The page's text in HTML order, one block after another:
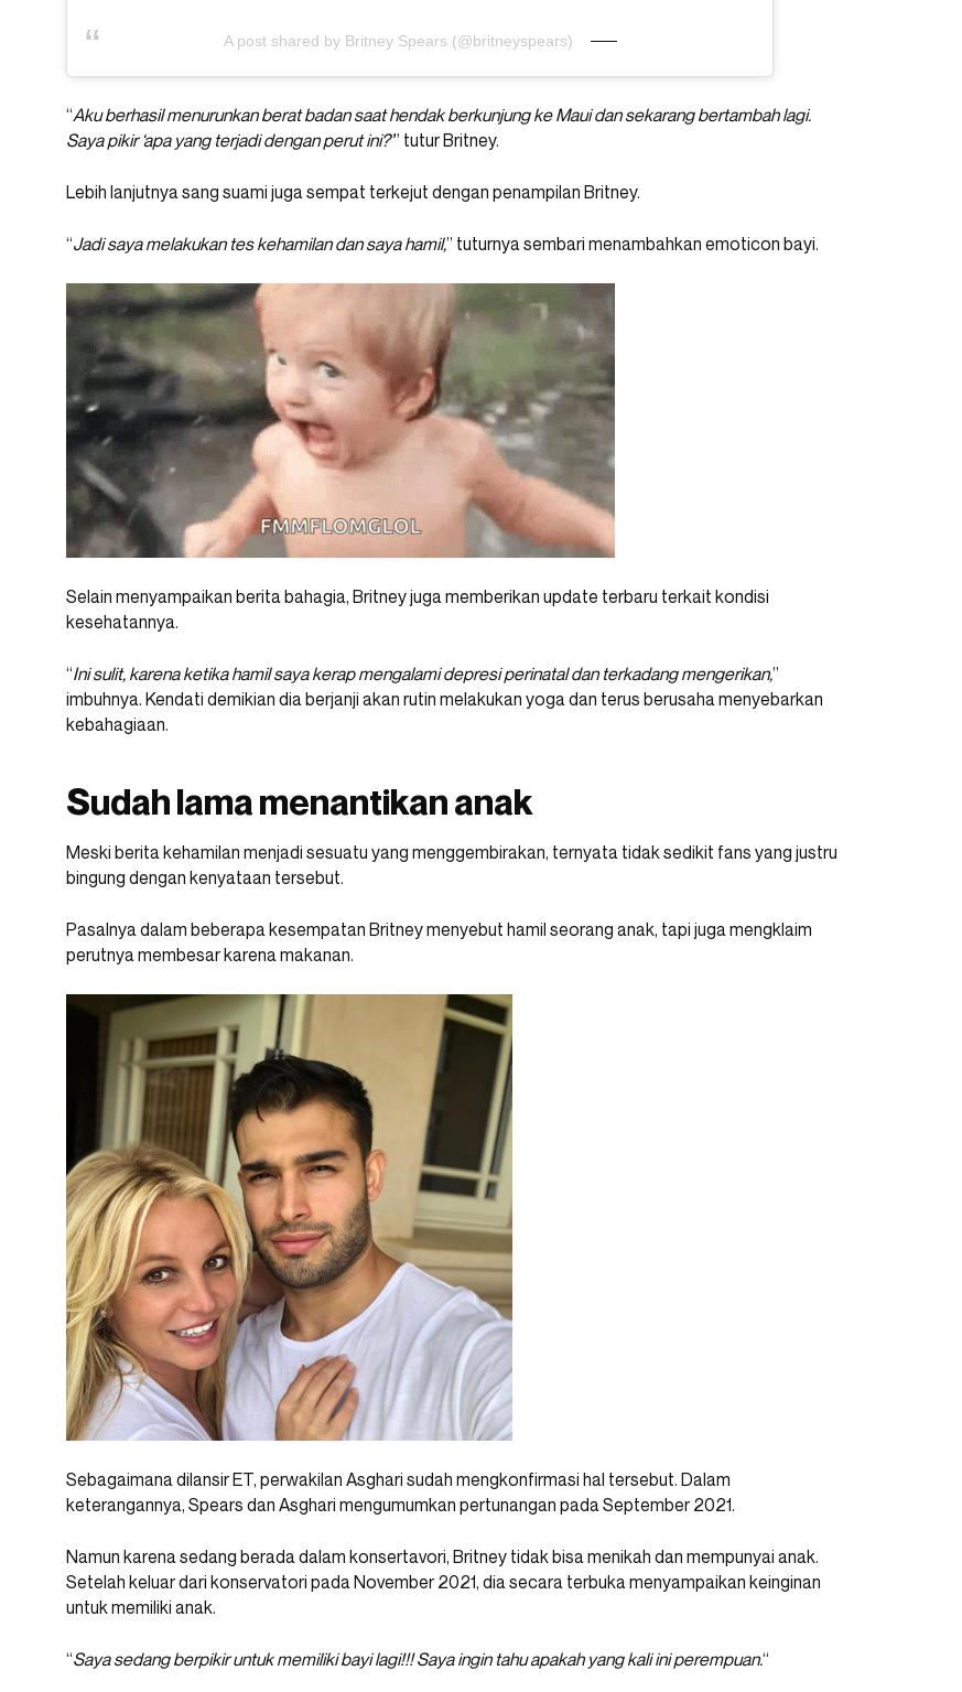
A post shared by Britney Spears (@britneyspears)
“Aku berhasil menurunkan berat badan saat hendak berkunjung ke Maui dan sekarang bertambah lagi.
Saya pikir ‘apa yang terjadi dengan perut ini?’” tutur Britney.
Lebih lanjutnya sang suami juga sempat terkejut dengan penampilan Britney.
“Jadi saya melakukan tes kehamilan dan saya hamil,” tuturnya sembari menambahkan emoticon bayi.
Selain menyampaikan berita bahagia, Britney juga memberikan update terbaru terkait kondisi
kesehatannya.
“Ini sulit, karena ketika hamil saya kerap mengalami depresi perinatal dan terkadang mengerikan,”
imbuhnya. Kendati demikian dia berjanji akan rutin melakukan yoga dan terus berusaha menyebarkan
kebahagiaan.
Sudah lama menantikan anak
Meski berita kehamilan menjadi sesuatu yang menggembirakan, ternyata tidak sedikit fans yang justru
bingung dengan kenyataan tersebut.
Pasalnya dalam beberapa kesempatan Britney menyebut hamil seorang anak, tapi juga mengklaim
perutnya membesar karena makanan.
Sebagaimana dilansir ET, perwakilan Asghari sudah mengkonfirmasi hal tersebut. Dalam
keterangannya, Spears dan Asghari mengumumkan pertunangan pada September 2021.
Namun karena sedang berada dalam konsertavori, Britney tidak bisa menikah dan mempunyai anak.
Setelah keluar dari konservatori pada November 2021, dia secara terbuka menyampaikan keinginan
untuk memiliki anak.
“Saya sedang berpikir untuk memiliki bayi lagi!!! Saya ingin tahu apakah yang kali ini perempuan.“